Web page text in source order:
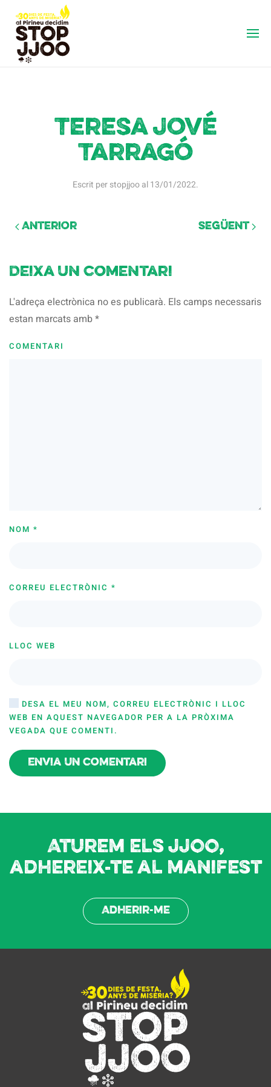
Teresa Jové
Tarragó
Escrit perstopjjooal13/01/2022.
Anterior Següent
Deixa un comentari
L'adreça electrònica no es publicarà. Els camps necessaris
estan marcats amb*
COMENTARI
NOM *
CORREU ELECTRÒNIC *
LLOC WEB
DESA EL MEU NOM, CORREU ELECTRÒNIC I LLOC
WEB EN AQUEST NAVEGADOR PER A LA PRÒXIMA
VEGADA QUE COMENTI.
Envia un comentari
Aturem els JJOO,
adhereix-te al manifest
Adherir-me